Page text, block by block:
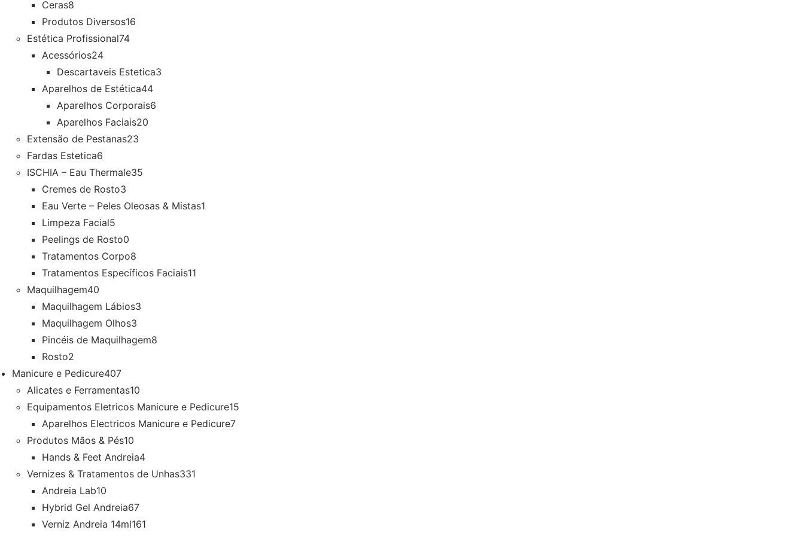
Ceras8
Produtos Diversos16
Estética Profissional74
Acessórios24
Descartaveis Estetica3
Aparelhos de Estética44
Aparelhos Corporais6
Aparelhos Faciais20
Extensão de Pestanas23
Fardas Estetica6
ISCHIA – Eau Thermale35
Cremes de Rosto3
Eau Verte – Peles Oleosas & Mistas1
Limpeza Facial5
Peelings de Rosto0
Tratamentos Corpo8
Tratamentos Específicos Faciais11
Maquilhagem40
Maquilhagem Lábios3
Maquilhagem Olhos3
Pincéis de Maquilhagem8
Rosto2
Manicure e Pedicure407
Alicates e Ferramentas10
Equipamentos Eletricos Manicure e Pedicure15
Aparelhos Electricos Manicure e Pedicure7
Produtos Mãos & Pés10
Hands & Feet Andreia4
Vernizes & Tratamentos de Unhas331
Andreia Lab10
Hybrid Gel Andreia67
Verniz Andreia 14ml161